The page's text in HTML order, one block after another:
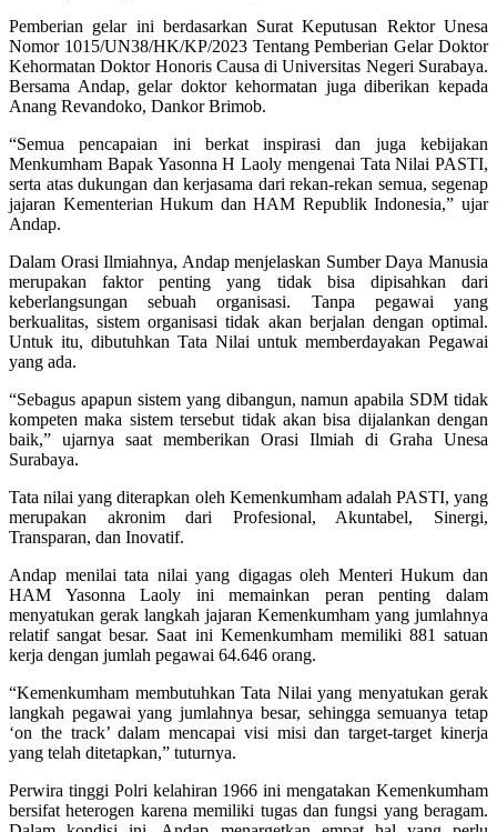
Pemberian gelar ini berdasarkan Surat Keputusan Rektor Unesa
Nomor 1015/UN38/HK/KP/2023 Tentang Pemberian Gelar Doktor
Kehormatan Doktor Honoris Causa di Universitas Negeri Surabaya.
Bersama Andap, gelar doktor kehormatan juga diberikan kepada
Anang Revandoko, Dankor Brimob.
“Semua pencapaian ini berkat inspirasi dan juga kebijakan
Menkumham Bapak Yasonna H Laoly mengenai Tata Nilai PASTI,
serta atas dukungan dan kerjasama dari rekan-rekan semua, segenap
jajaran Kementerian Hukum dan HAM Republik Indonesia,” ujar
Andap.
Dalam Orasi Ilmiahnya, Andap menjelaskan Sumber Daya Manusia
merupakan faktor penting yang tidak bisa dipisahkan dari
keberlangsungan sebuah organisasi. Tanpa pegawai yang
berkualitas, sistem organisasi tidak akan berjalan dengan optimal.
Untuk itu, dibutuhkan Tata Nilai untuk memberdayakan Pegawai
yang ada.
“Sebagus apapun sistem yang dibangun, namun apabila SDM tidak
kompeten maka sistem tersebut tidak akan bisa dijalankan dengan
baik,” ujarnya saat memberikan Orasi Ilmiah di Graha Unesa
Surabaya.
Tata nilai yang diterapkan oleh Kemenkumham adalah PASTI, yang
merupakan akronim dari Profesional, Akuntabel, Sinergi,
Transparan, dan Inovatif.
Andap menilai tata nilai yang digagas oleh Menteri Hukum dan
HAM Yasonna Laoly ini memainkan peran penting dalam
menyatukan gerak langkah jajaran Kemenkumham yang jumlahnya
relatif sangat besar. Saat ini Kemenkumham memiliki 881 satuan
kerja dengan jumlah pegawai 64.646 orang.
“Kemenkumham membutuhkan Tata Nilai yang menyatukan gerak
langkah pegawai yang jumlahnya besar, sehingga semuanya tetap
‘on the track’ dalam mencapai visi misi dan target-target kinerja
yang telah ditetapkan,” tuturnya.
Perwira tinggi Polri kelahiran 1966 ini mengatakan Kemenkumham
bersifat heterogen karena memiliki tugas dan fungsi yang beragam.